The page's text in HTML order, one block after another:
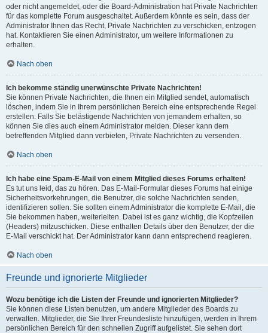
oder nicht angemeldet, oder die Board-Administration hat Private Nachrichten
für das komplette Forum ausgeschaltet. Außerdem könnte es sein, dass der
Administrator Ihnen das Recht, Private Nachrichten zu verschicken, entzogen
hat. Kontaktieren Sie einen Administrator, um weitere Informationen zu
erhalten.
Nach oben
Ich bekomme ständig unerwünschte Private Nachrichten!
Sie können Private Nachrichten, die Ihnen ein Mitglied sendet, automatisch
löschen, indem Sie in Ihrem persönlichen Bereich eine entsprechende Regel
erstellen. Falls Sie belästigende Nachrichten von jemandem erhalten, so
können Sie dies auch einem Administrator melden. Dieser kann dem
betreffenden Mitglied dann verbieten, Private Nachrichten zu versenden.
Nach oben
Ich habe eine Spam-E-Mail von einem Mitglied dieses Forums erhalten!
Es tut uns leid, das zu hören. Das E-Mail-Formular dieses Forums hat einige
Sicherheitsvorkehrungen, die Benutzer, die solche Nachrichten senden,
identifizieren sollen. Sie sollten einem Administrator die komplette E-Mail, die
Sie bekommen haben, weiterleiten. Dabei ist es ganz wichtig, die Kopfzeilen
(Headers) mitzuschicken. Diese enthalten Details über den Benutzer, der die
E-Mail verschickt hat. Der Administrator kann dann entsprechend reagieren.
Nach oben
Freunde und ignorierte Mitglieder
Wozu benötige ich die Listen der Freunde und ignorierten Mitglieder?
Sie können diese Listen benutzen, um andere Mitglieder des Boards zu
verwalten. Mitglieder, die Sie Ihrer Freundesliste hinzufügen, werden in Ihrem
persönlichen Bereich für den schnellen Zugriff aufgelistet. Sie sehen dort